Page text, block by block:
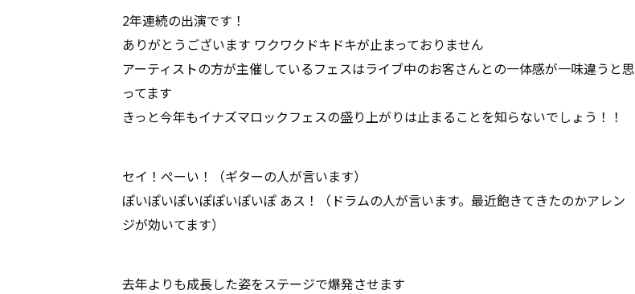
2年連続の出演です！
ありがとうございます ワクワクドキドキが止まっておりません
アーティストの方が主催しているフェスはライブ中のお客さんとの一体感が一味違うと思
ってます
きっと今年もイナズマロックフェスの盛り上がりは止まることを知らないでしょう！！
セイ！ぺーい！（ギターの人が言います）
ぽいぽいぽいぽぽいぽいぽ あス！（ドラムの人が言います。最近飽きてきたのかアレン
ジが効いてます）
去年よりも成長した姿をステージで爆発させます